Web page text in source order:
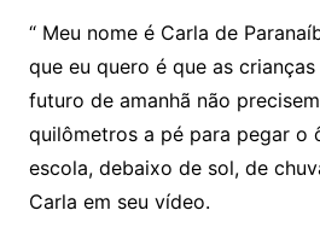
“ Meu nome é Carla de
que eu quero é que as
futuro de amanhã não
quilômetros a pé para pegar o
escola, debaixo de sol, de
Carla em seu vídeo.